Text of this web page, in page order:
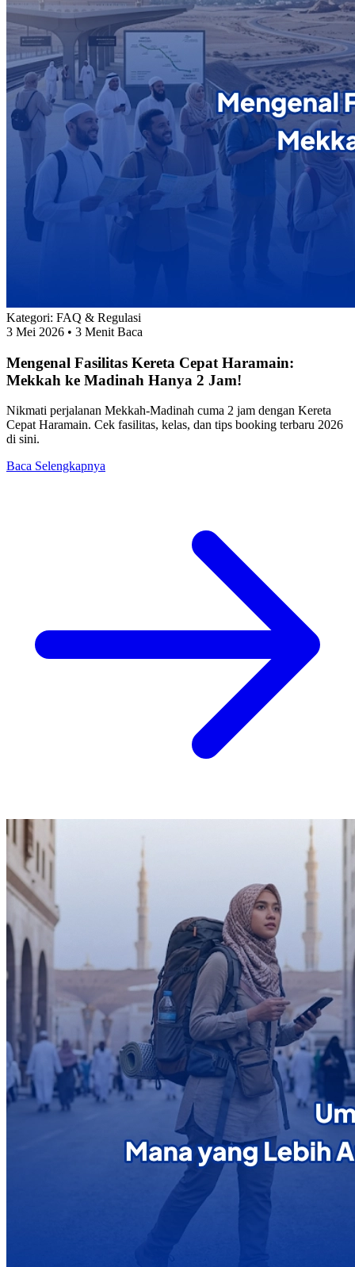
Kategori: FAQ & Regulasi
3 Mei 2026 • 3 Menit Baca
Mengenal Fasilitas Kereta Cepat Haramain:
Mekkah ke Madinah Hanya 2 Jam!
Nikmati perjalanan Mekkah-Madinah cuma 2 jam dengan Kereta
Cepat Haramain. Cek fasilitas, kelas, dan tips booking terbaru 2026
di sini.
Baca Selengkapnya